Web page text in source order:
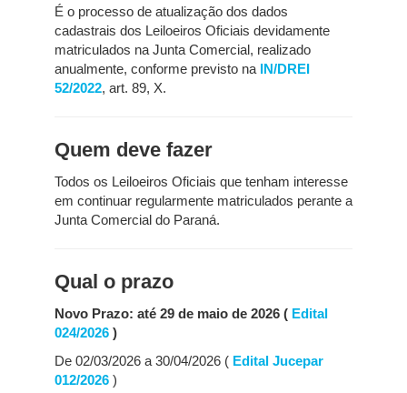
É o processo de atualização dos dados
cadastrais dos Leiloeiros Oficiais devidamente
matriculados na Junta Comercial, realizado
anualmente, conforme previsto na
IN/DREI
52/2022, art. 89, X.
Quem deve fazer
Todos os Leiloeiros Oficiais que tenham interesse
em continuar regularmente matriculados perante a
Junta Comercial do Paraná.
Qual o prazo
Novo Prazo: até 29 de maio de 2026 ( Edital
024/2026 )
De 02/03/2026 a 30/04/2026 ( Edital Jucepar
012/2026 )